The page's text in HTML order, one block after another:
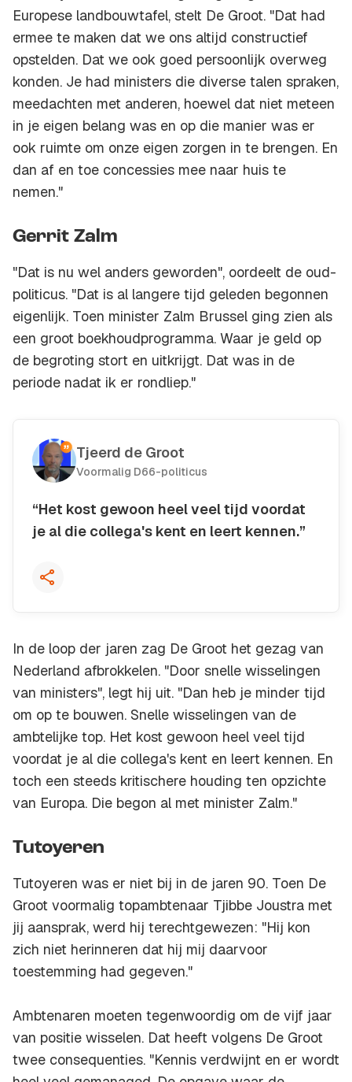
Europese landbouwtafel, stelt De Groot. "Dat had
ermee te maken dat we ons altijd constructief
opstelden. Dat we ook goed persoonlijk overweg
konden. Je had ministers die diverse talen spraken,
meedachten met anderen, hoewel dat niet meteen
in je eigen belang was en op die manier was er
ook ruimte om onze eigen zorgen in te brengen. En
dan af en toe concessies mee naar huis te
nemen."
Gerrit Zalm
"Dat is nu wel anders geworden", oordeelt de oud-
politicus. "Dat is al langere tijd geleden begonnen
eigenlijk. Toen minister Zalm Brussel ging zien als
een groot boekhoudprogramma. Waar je geld op
de begroting stort en uitkrijgt. Dat was in de
periode nadat ik er rondliep."
Tjeerd de Groot
Voormalig D66-politicus
“Het kost gewoon heel veel tijd voordat
je al die collega's kent en leert kennen.”
Kopieer quote
In de loop der jaren zag De Groot het gezag van
Nederland afbrokkelen. "Door snelle wisselingen
van ministers", legt hij uit. "Dan heb je minder tijd
om op te bouwen. Snelle wisselingen van de
ambtelijke top. Het kost gewoon heel veel tijd
voordat je al die collega's kent en leert kennen. En
toch een steeds kritischere houding ten opzichte
van Europa. Die begon al met minister Zalm."
Tutoyeren
Tutoyeren was er niet bij in de jaren 90. Toen De
Groot voormalig topambtenaar Tjibbe Joustra met
jij aansprak, werd hij terechtgewezen: "Hij kon
zich niet herinneren dat hij mij daarvoor
toestemming had gegeven."
Ambtenaren moeten tegenwoordig om de vijf jaar
van positie wisselen. Dat heeft volgens De Groot
twee consequenties. "Kennis verdwijnt en er wordt